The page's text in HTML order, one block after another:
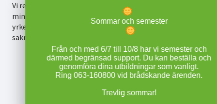
Vi rekommenderar att du genomför din fortbildning
minst 30 dagar innan ditt befintliga
yrkeskompetensbevis löper ut, för att undvika risken att
sakna ett giltigt bevis.
Sommar och semester
Från och med 6/7 till 10/8 har vi semester och
därmed begränsad support. Du kan beställa och
genomföra dina utbildningar som vanligt.
Ring 063-160800 vid brådskande ärenden.
Trevlig sommar!